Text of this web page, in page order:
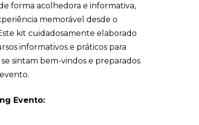
forma acolhedora e informativa,
memorável desde o
kit cuidadosamente elaborado
informativos e práticos para
sintam bem-vindos e preparados
Evento: